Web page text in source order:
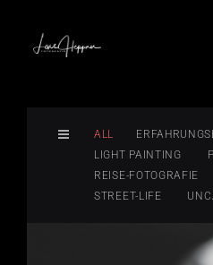
ALL
LIGHT PAINTING
REISE-FOTOGRAFIE
STREET-LIFE